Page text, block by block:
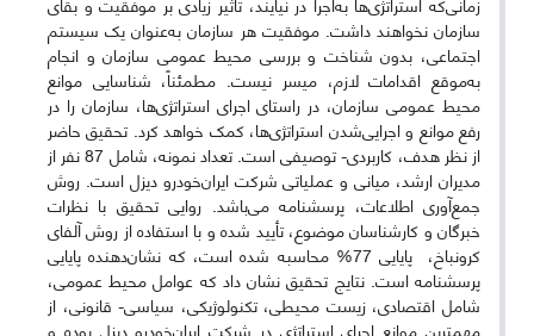
سازمان نخواهند داشت. موفقیت هر سازمان به‌عنوان یک سیستم
اجتماعی، بدون شناخت و بررسی محیط عمومی سازمان و انجام
به‌موقع اقدامات لازم، میسر نیست. مطمئناً، شناسایی موانع
محیط عمومی سازمان، در راستای اجرای استراتژی‌ها، سازمان را در
رفع موانع و اجرایی‌شدن استراتژی‌ها، کمک خواهد کرد. تحقیق حاضر
از نظر هدف، کاربردی- توصیفی است. تعداد نمونه، شامل 87 نفر از
مدیران ارشد، میانی و عملیاتی شرکت ایران‌خودرو دیزل است. روش
جمع‌آوری اطلاعات، پرسشنامه می‌باشد. روایی تحقیق با نظرات
خبرگان و کارشناسان موضوع، تأیید شده و با استفاده از روش آلفای
کرونباخ، پایایی 77% محاسبه شده است، که نشان‌دهنده پایایی
پرسشنامه است. نتایج تحقیق نشان داد که عوامل محیط عمومی،
شامل اقتصادی، زیست محیطی، تکنولوژیکی، سیاسی- قانونی، از
مهمترین موانع اجرای استراتژی در شرکت ایران‌خودرو دیزل بوده و